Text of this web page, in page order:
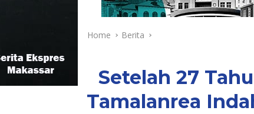
Home Berita
Setelah 27
Tamalanrea